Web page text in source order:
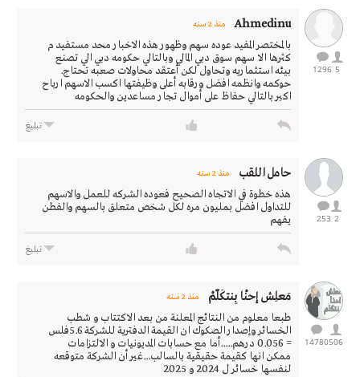
5
1296
Ahmedinu منذ 2 سنه
بالمختصر المفيد عوده سهم وظهور هذه الاخبار محد مستفيد م
كثرها الا سهم سوق دبي المالي وبالتالي حكومه دبي الي تصنع
بيئه استثماريه وتحاول لكن أعتقد محاولات صعبه تحتاج.
حوكمه وانظمه افضل ورقابه أعلى وظيفتها اكسب الاسهم ارباح
اكبر بالتالي حفاظ على أموال تجار مساعدين والحكومه
تبليغ
2
253
حامل اللقب منذ 2 سنه
هذه خطوة في الاتجاه الصحيح فعوده الشركه للعمل والاسهم
للتداول افضل بمليون مره لكل شخص متعلق بالسهم والفطن
يفهم
تبليغ
506
14780
مَعلِـش إحنْـا بِنتكَلّمْ منذ 2 سنه
طبعا معلوم من النتائج المعلنة من بعد الاكتتاب و شطب
الخسائر وإصدار الصكوك ان القيمة الدفترية للشركة 5.6فلس
= 0.056 درهم.....أما مع حسابات المديونيات و الالتزامات
ممكن انها كقيمة حقيقية بالسالب...غير أن الشركة متوقعه
لنفسها خسائر ل 2024 و 2025